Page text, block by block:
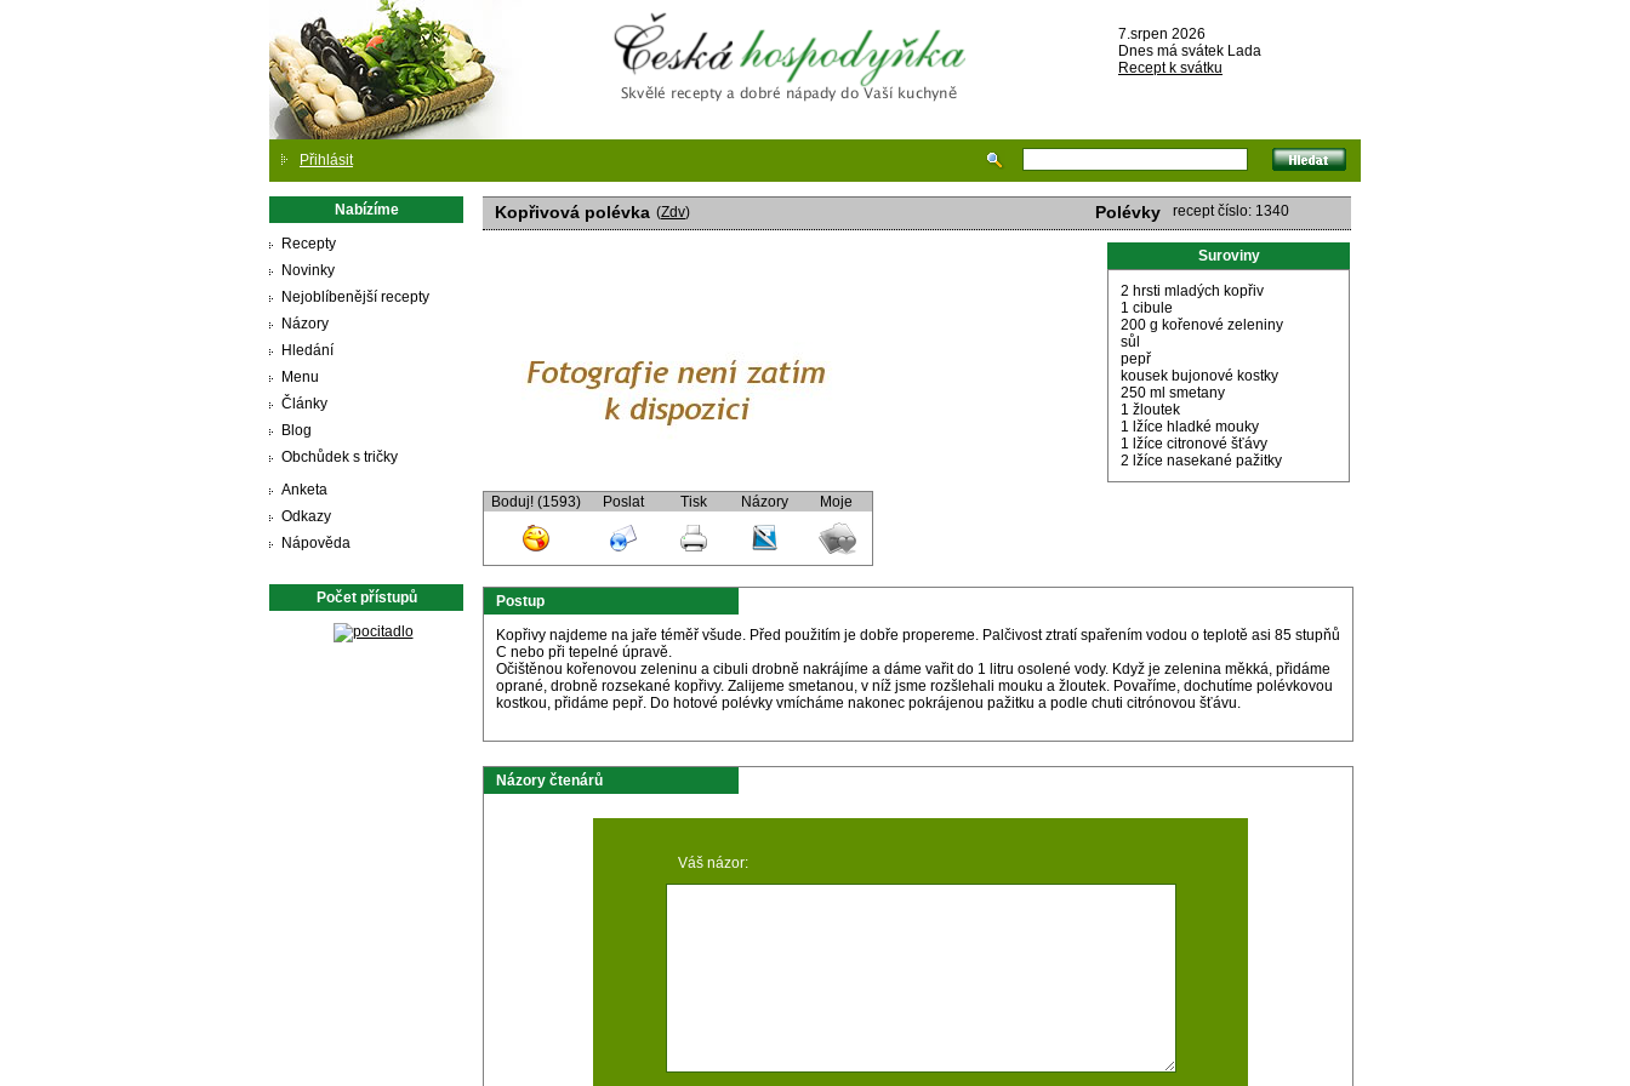
Česká hospodyňka
7.srpen 2026
Dnes má svátek Lada
Recept k svátku
Přihlásit
Nabízíme
Recepty
Novinky
Nejoblíbenější recepty
Názory
Hledání
Menu
Články
Blog
Obchůdek s tričky
Anketa
Odkazy
Nápověda
Počet přístupů
Kopřivová polévka (Zdv) Polévky recept číslo: 1340
Boduj! (1593) Poslat Tisk Názory Moje
Suroviny
2 hrsti mladých kopřiv
1 cibule
200 g kořenové zeleniny
sůl
pepř
kousek bujonové kostky
250 ml smetany
1 žloutek
1 lžíce hladké mouky
1 lžíce citronové šťávy
2 lžíce nasekané pažitky
Postup
Kopřivy najdeme na jaře téměř všude. Před použitím je dobře propereme. Palčivost ztratí spařením vodou o teplotě asi 85 stupňů
C nebo při tepelné úpravě.
Očištěnou kořenovou zeleninu a cibuli drobně nakrájíme a dáme vařit do 1 litru osolené vody. Když je zelenina měkká, přidáme
oprané, drobně rozsekané kopřivy. Zalijeme smetanou, v níž jsme rozšlehali mouku a žloutek. Povaříme, dochutíme polévkovou
kostkou, přidáme pepř. Do hotové polévky vmícháme nakonec pokrájenou pažitku a podle chuti citrónovou šťávu.
Názory čtenárů
Váš názor: